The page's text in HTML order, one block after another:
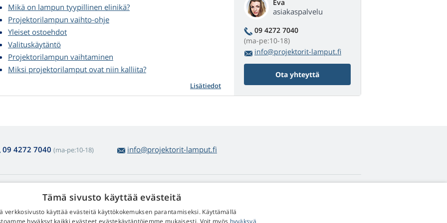
Mikä on lampun tyypillinen elinikä?
Projektorilampun vaihto-ohje
Yleiset ostoehdot
Valituskäytäntö
Projektorilampun vaihtaminen
Miksi projektorilamput ovat niin kalliita?
Lisätiedot
Eva
asiakaspalvelu
09 4272 7040
(ma-pe:10-18)
info@projektorit-lamput.fi
Ota yhteyttä
09 4272 7040 (ma-pe:10-18) info@projektorit-lamput.fi
ja reklamaatiot
tuotepalautus
Yhteystiedot
Henkilötietojesi käsittelystä
Tämä sivusto käyttää evästeitä
verkkosivusto käyttää evästeitä käyttökokemuksen parantamiseksi. Käyttämällä
hyväksyt kaikki evästeet evästekäytäntöjemme mukaisesti. Voit myös hyväksyä